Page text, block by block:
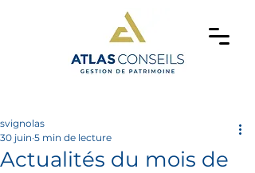
Actualités du mois de
svignolas
30 juin 5 min de lecture